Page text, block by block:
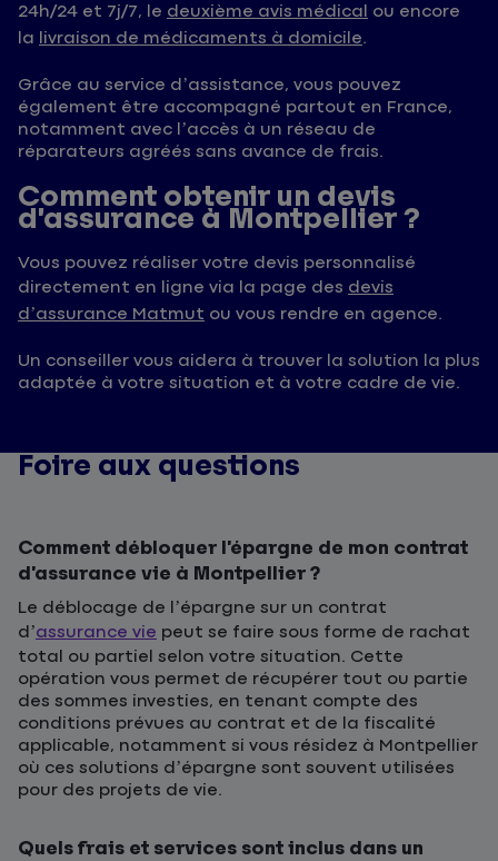
24h/24 et 7j/7, le deuxième avis médical ou encore
la livraison de médicaments à domicile.
Grâce au service d’assistance, vous pouvez
également être accompagné partout en France,
notamment avec l’accès à un réseau de
réparateurs agréés sans avance de frais.
Comment obtenir un devis
d’assurance à Montpellier ?
Vous pouvez réaliser votre devis personnalisé
directement en ligne via la page des devis
d’assurance Matmut ou vous rendre en agence.
Un conseiller vous aidera à trouver la solution la plus
adaptée à votre situation et à votre cadre de vie.
Foire aux questions
Comment débloquer l’épargne de mon contrat
d’assurance vie à Montpellier ?
Le déblocage de l’épargne sur un contrat
d’assurance vie peut se faire sous forme de rachat
total ou partiel selon votre situation. Cette
opération vous permet de récupérer tout ou partie
des sommes investies, en tenant compte des
conditions prévues au contrat et de la fiscalité
applicable, notamment si vous résidez à Montpellier
où ces solutions d’épargne sont souvent utilisées
pour des projets de vie.
Quels frais et services sont inclus dans un